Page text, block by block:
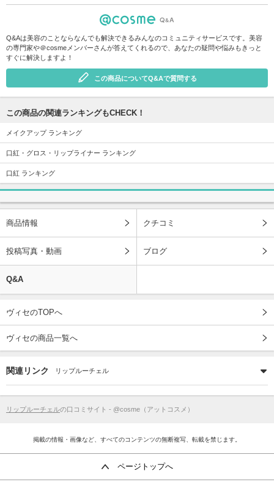
Q&Aは美容のことならなんでも解決できるみんなのコミュニティサービスです。美容
の専門家や＠cosmeメンバーさんが答えてくれるので、あなたの疑問や悩みもきっと
すぐに解決しますよ！
この商品についてQ&Aで質問する
この商品の関連ランキングもCHECK！
メイクアップ ランキング
口紅・グロス・リップライナー ランキング
口紅 ランキング
商品情報 クチコミ
投稿写真・動画 ブログ
Q&A
ヴィセのTOPへ
ヴィセの商品一覧へ
関連リンク リップルーチェル
リップルーチェルの口コミサイト - @cosme（アットコスメ）
掲載の情報・画像など、すべてのコンテンツの無断複写、転載を禁じます。
ページトップへ